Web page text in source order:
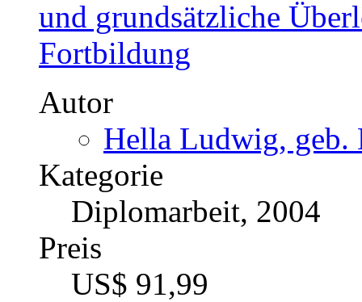
und grundsätzliche
Fortbildung
Autor
Hella Ludwig,
Kategorie
Diplomarbeit, 2004
Preis
US$ 91,99